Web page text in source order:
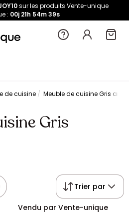
sur les produits Vente-unique
: 00j 21h 54m 38s
de cuisine Meuble de cuisine Gris
Gris
Trier par
Vendu par Vente-unique